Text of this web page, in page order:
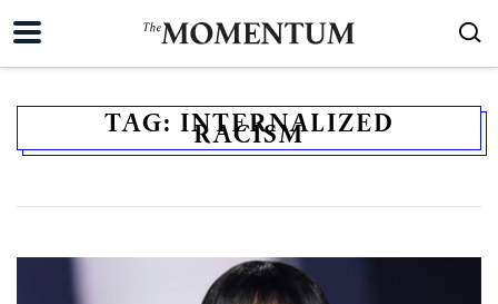
TAG: INTERNALIZED
RACISM